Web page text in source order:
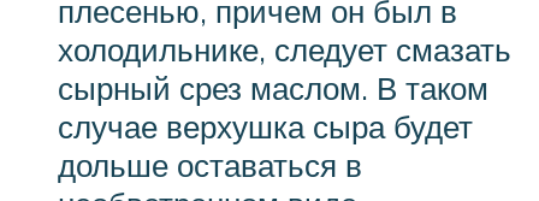
плесенью, причем он был в
холодильнике, следует смазать
сырный срез маслом. В таком
случае верхушка сыра будет
дольше оставаться в